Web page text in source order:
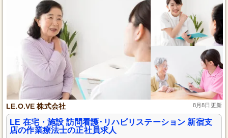
LE.O.VE 株式会社 8月8日更新
LE 在宅・施設 訪問看護･リハビリステーション 新宿支
店の作業療法士の正社員求人